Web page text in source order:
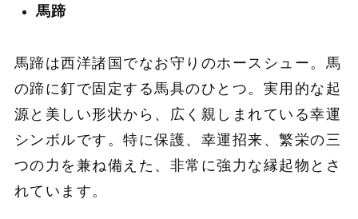
馬蹄
馬蹄は西洋諸国でなお守りのホースシュー。馬
の蹄に釘で固定する馬具のひとつ。実用的な起
源と美しい形状から、広く親しまれている幸運
シンボルです。特に保護、幸運招来、繁栄の三
つの力を兼ね備えた、非常に強力な縁起物とさ
れています。